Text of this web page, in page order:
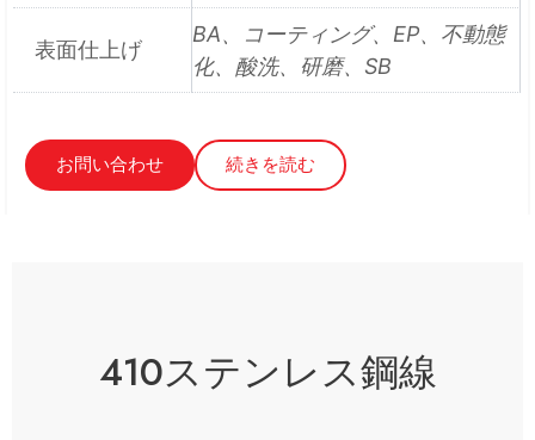
表面仕上げ
BA、コーティング、EP、不動態
化、酸洗、研磨、SB
お問い合わせ 続きを読む
410ステンレス鋼線